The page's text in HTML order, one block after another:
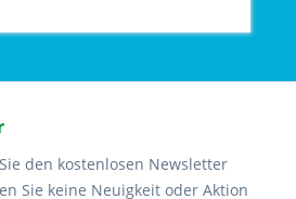
den kostenlosen Newsletter
Sie keine Neuigkeit oder Aktion